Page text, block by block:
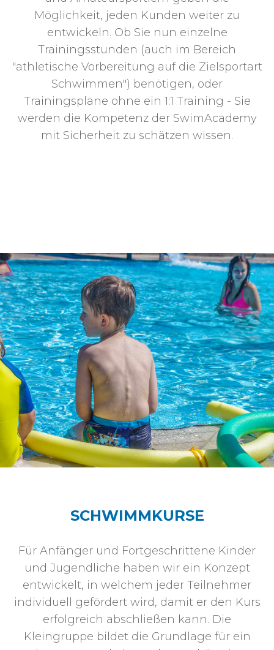
Möglichkeit, jeden Kunden weiter zu
entwickeln. Ob Sie nun einzelne
Trainingsstunden (auch im Bereich
"athletische Vorbereitung auf die Zielsportart
Schwimmen") benötigen, oder
Trainingspläne ohne ein 1:1 Training - Sie
werden die Kompetenz der SwimAcademy
mit Sicherheit zu schätzen wissen.
SCHWIMMKURSE
Für Anfänger und Fortgeschrittene Kinder
und Jugendliche haben wir ein Konzept
entwickelt, in welchem jeder Teilnehmer
individuell gefördert wird, damit er den Kurs
erfolgreich abschließen kann. Die
Kleingruppe bildet die Grundlage für ein